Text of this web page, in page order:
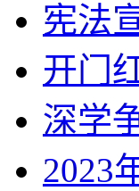
宪法
开门
深学
2023